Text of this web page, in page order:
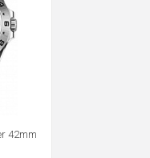
42mm
почту